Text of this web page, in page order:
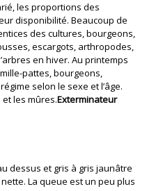
les proportions des
disponibilité. Beaucoup de
des cultures, bourgeons,
escargots, arthropodes,
en hiver. Au printemps
pattes, bourgeons,
selon le sexe et l’âge.
et les mûres.Exterminateur
dessus et gris à gris jaunâtre
La queue est un peu plus